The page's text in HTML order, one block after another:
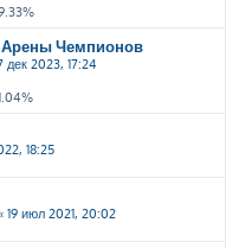
Арены Чемпионов
дек 2023, 17:24
18:25
19 июл 2021, 20:02